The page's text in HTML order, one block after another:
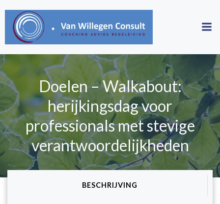
content
Doelen – Walkabout:
herijkingsdag voor
professionals met stevige
verantwoordelijkheden
BESCHRIJVING